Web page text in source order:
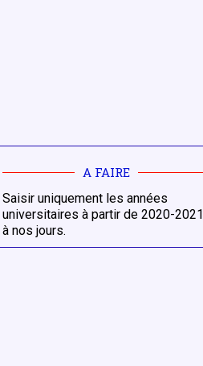
A FAIRE
Saisir uniquement les années
universitaires à partir de 2020-2021
à nos jours.